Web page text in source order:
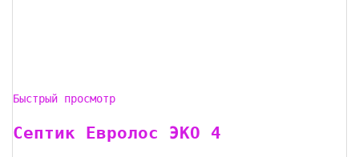
Быстрый просмотр
Септик Евролос ЭКО 4